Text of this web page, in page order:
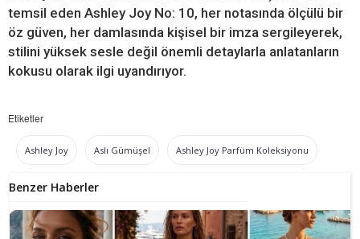
temsil eden Ashley Joy No: 10, her notasında ölçülü bir
öz güven, her damlasında kişisel bir imza sergileyerek,
stilini yüksek sesle değil önemli detaylarla anlatanların
kokusu olarak ilgi uyandırıyor.
Etiketler
Ashley Joy Aslı Gümüşel Ashley Joy Parfüm Koleksiyonu
Benzer Haberler